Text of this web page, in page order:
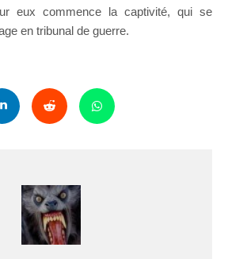
eux commence la captivité, qui se
en tribunal de guerre.